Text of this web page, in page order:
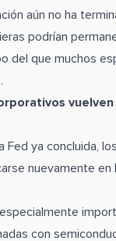
aún no ha
podrían
del que muchos
Fed ya concluida,
nuevamente en
con